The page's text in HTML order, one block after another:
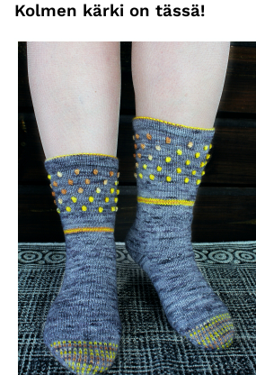
Kolmen kärki on tässä!